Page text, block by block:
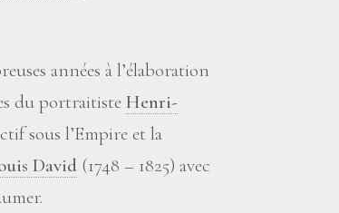
années à l’élaboration
du portraitisteHenri-
sous l’Empire et la
David (1748 – 1825) avec